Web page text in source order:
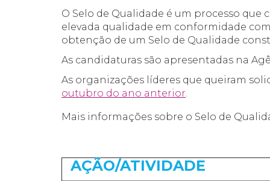
O Selo de Qualidade é um processo
elevada qualidade em conformidade
obtenção de um Selo de Qualidade
As candidaturas são apresentadas na
As organizações líderes que queiram
outubro do ano anterior.
Mais informações sobre o Selo de
AÇÃO/ATIVIDADE